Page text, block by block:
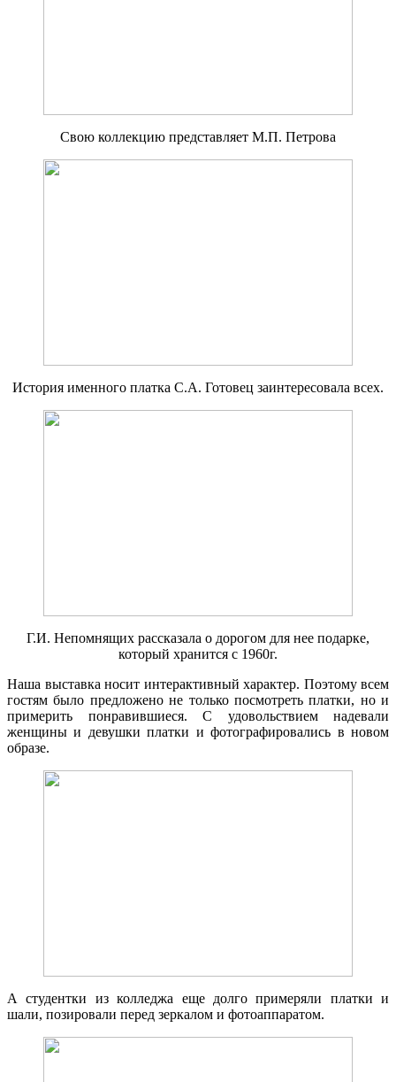
Свою коллекцию представляет М.П. Петрова
История именного платка С.А. Готовец заинтересовала всех.
Г.И. Непомнящих рассказала о дорогом для нее подарке,
который хранится с 1960г.
Наша выставка носит интерактивный характер. Поэтому всем
гостям было предложено не только посмотреть платки, но и
примерить понравившиеся. С удовольствием надевали
женщины и девушки платки и фотографировались в новом
образе.
А студентки из колледжа еще долго примеряли платки и
шали, позировали перед зеркалом и фотоаппаратом.